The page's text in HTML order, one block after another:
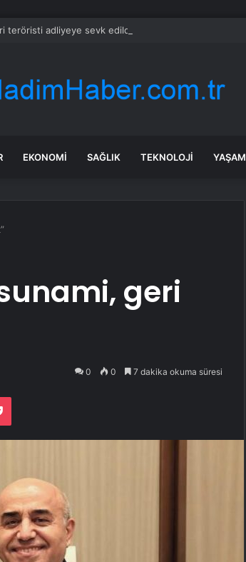
teröristi adliyeye sevk edildi
EKONOMI SAĞLIK TEKNOLOJI YAŞAM
geri
0 0 7 dakika okuma süresi
Pocket